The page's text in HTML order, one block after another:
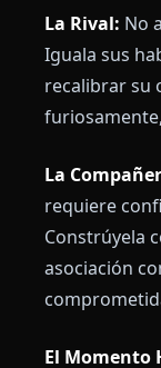
La Rival: No
Iguala sus
recalibrar su
La
requiere
Constrúyela
asociación
El Momento